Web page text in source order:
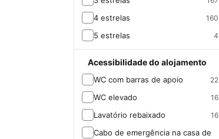
4 estrelas 160
5 estrelas 4
Acessibilidade do alojamento
WC com barras de apoio 22
WC elevado 16
Lavatório rebaixado 16
Cabo de emergência na casa de